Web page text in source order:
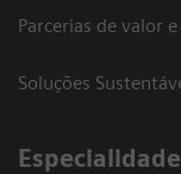
Parcerias de valor
Soluções